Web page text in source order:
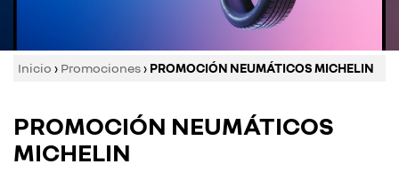
Inicio › Promociones› PROMOCIÓN NEUMÁTICOS MICHELIN
PROMOCIÓN NEUMÁTICOS
MICHELIN